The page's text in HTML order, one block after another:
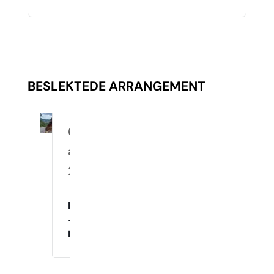
BESLEKTEDE ARRANGEMENT
6.
august
2026
Hverdagslydighet
–
Innetrening